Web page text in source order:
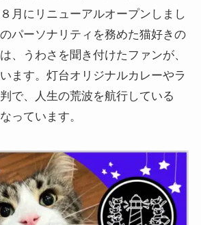
月にリニューアルオープンしまし
パーソナリティを務めた猫好きの
、うわさを聞き付けたファンが、
ます。灯台オリジナルカレーやラ
で、人生の荒波を航行している
っています。